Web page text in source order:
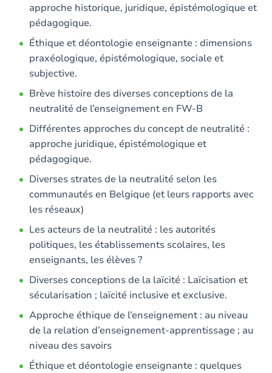
approche historique, juridique, épistémologique et
pédagogique.
Éthique et déontologie enseignante : dimensions
praxéologique, épistémologique, sociale et
subjective.
Brève histoire des diverses conceptions de la
neutralité de l’enseignement en FW-B
Différentes approches du concept de neutralité :
approche juridique, épistémologique et
pédagogique.
Diverses strates de la neutralité selon les
communautés en Belgique (et leurs rapports avec
les réseaux)
Les acteurs de la neutralité : les autorités
politiques, les établissements scolaires, les
enseignants, les élèves ?
Diverses conceptions de la laïcité : Laïcisation et
sécularisation ; laïcité inclusive et exclusive.
Approche éthique de l’enseignement : au niveau
de la relation d’enseignement-apprentissage ; au
niveau des savoirs
Éthique et déontologie enseignante : quelques